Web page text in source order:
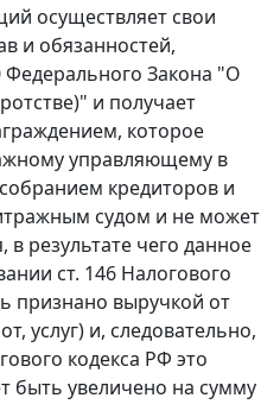
осуществляет свои
и обязанностей,
Федерального Закона "О
и получает
которое
управляющему в
кредиторов и
судом и не может
результате чего данное
ст. 146 Налогового
признано выручкой от
услуг) и, следовательно,
кодекса РФ это
быть увеличено на сумму